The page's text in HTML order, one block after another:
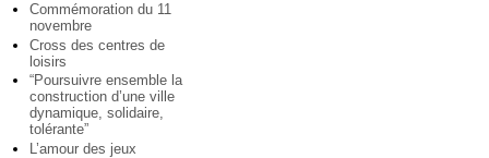
Commémoration du 11
novembre
Cross des centres de
loisirs
“Poursuivre ensemble la
construction d’une ville
dynamique, solidaire,
tolérante”
L’amour des jeux